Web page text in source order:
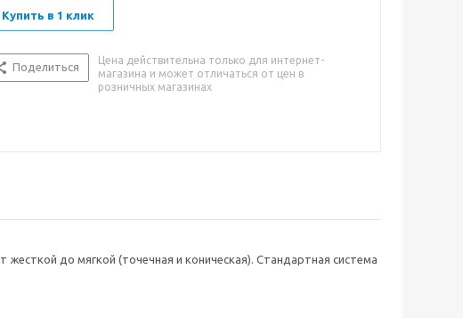
Купить в 1 клик
Поделиться
Цена действительна только для интернет-
магазина и может отличаться от цен в
розничных магазинах
до мягкой (точечная и коническая). Стандартная система